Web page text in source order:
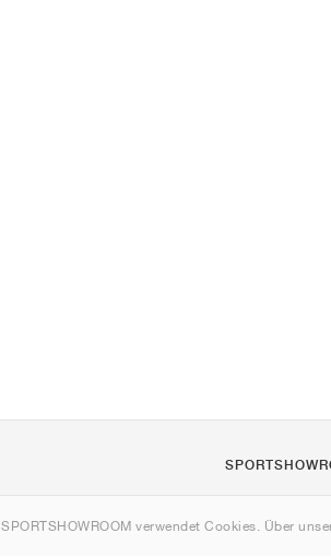
SPORTSHOWROOM verwendet Cookies. Über
Kontakt